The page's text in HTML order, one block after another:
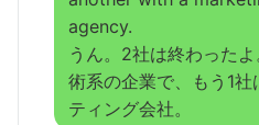
agency.
うん。2社は終わった
術系の企業で、もう1社
ティング会社。